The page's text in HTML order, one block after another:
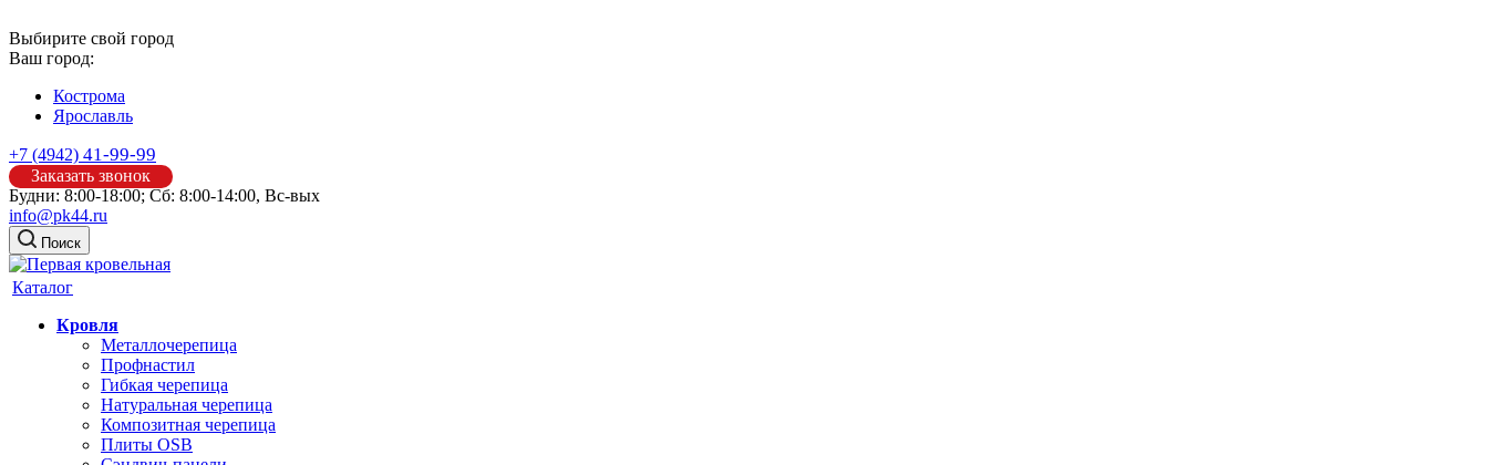
Выбирите свой город
Ваш город:
Кострома
Ярославль
+7 (4942) 41-99-99
Заказать звонок
Будни: 8:00-18:00; Сб: 8:00-14:00, Вс-вых
info@pk44.ru
Поиск
Каталог
Кровля
Металлочерепица
Профнастил
Гибкая черепица
Натуральная черепица
Композитная черепица
Плиты OSB